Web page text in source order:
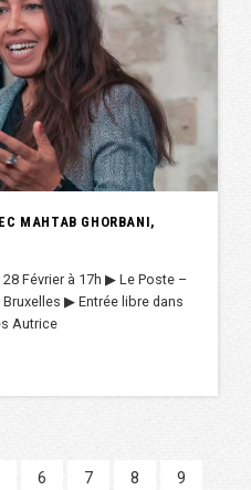
MAHTAB GHORBANI,
Février à 17h ▶︎ Le Poste –
▶︎ Entrée libre dans
Autrice
6 7 8 9